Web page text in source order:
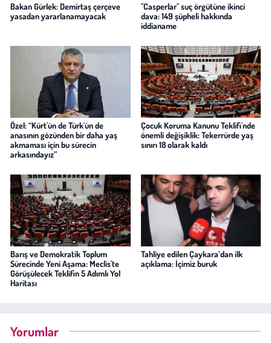
Bakan Gürlek: Demirtaş çerçeve
yasadan yararlanamayacak
"Casperlar" suç örgütüne ikinci
dava: 149 şüpheli hakkında
iddianame
Özel: “Kürt'ün de Türk'ün de
anasının gözünden bir daha yaş
akmaması için bu sürecin
arkasındayız”
Çocuk Koruma Kanunu Teklifi'nde
önemli değişiklik: Tekerrürde yaş
sınırı 18 olarak kaldı
Barış ve Demokratik Toplum
Sürecinde Yeni Aşama: Meclis'te
Görüşülecek Teklifin 5 Adımlı Yol
Haritası
Tahliye edilen Çaykara’dan ilk
açıklama: İçimiz buruk
Yorumlar